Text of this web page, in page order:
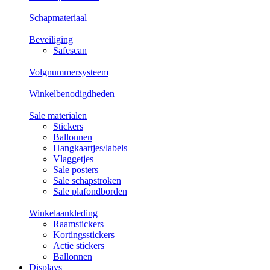
Schapmateriaal
Beveiliging
Safescan
Volgnummersysteem
Winkelbenodigdheden
Sale materialen
Stickers
Ballonnen
Hangkaartjes/labels
Vlaggetjes
Sale posters
Sale schapstroken
Sale plafondborden
Winkelaankleding
Raamstickers
Kortingsstickers
Actie stickers
Ballonnen
Displays